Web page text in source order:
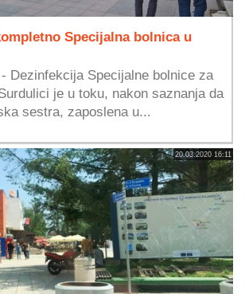
Specijalna bolnica u
Dezinfekcija Specijalne bolnice za
je u toku, nakon saznanja da
sestra, zaposlena u...
20.03.2020 16:11